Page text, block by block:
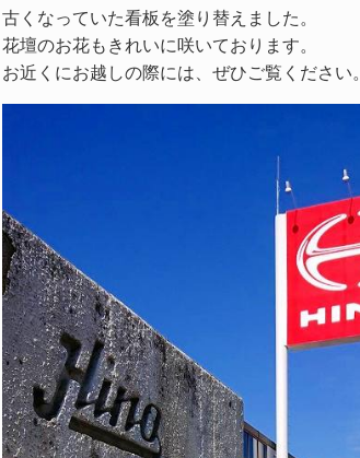
古くなっていた看板を塗り替えました。
花壇のお花もきれいに咲いております。
お近くにお越しの際には、ぜひご覧ください。